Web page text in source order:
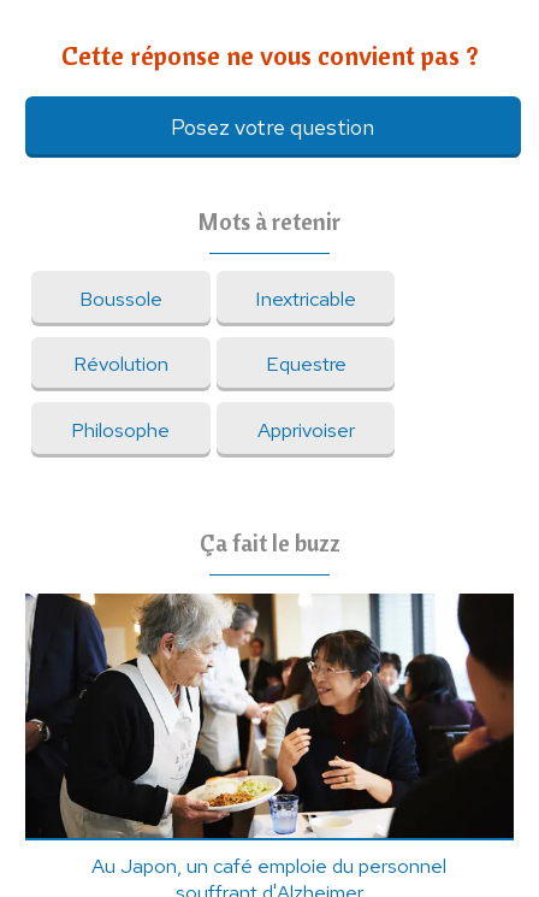
Cette réponse ne vous convient pas ?
Posez votre question
Mots à retenir
Boussole Inextricable
Révolution Equestre
Philosophe Apprivoiser
Ça fait le buzz
Au Japon, un café emploie du personnel